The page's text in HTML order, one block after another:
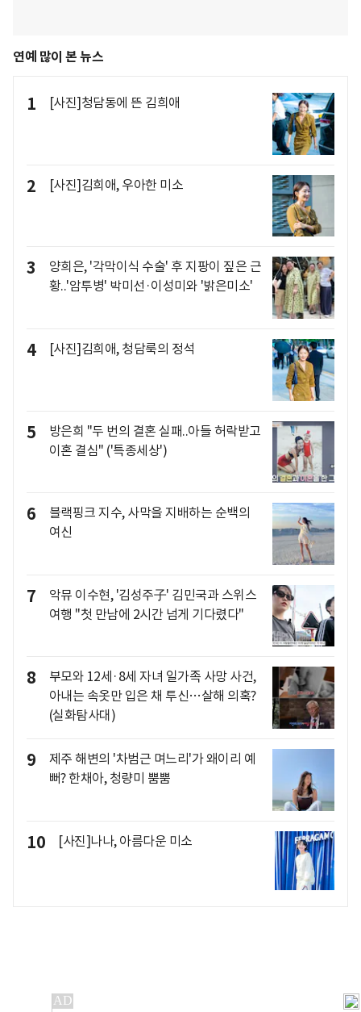
연예 많이 본 뉴스
1 [사진]청담동에 뜬 김희애
2 [사진]김희애, 우아한 미소
3
양희은, '각막이식 수술' 후 지팡이 짚은 근
황..'암투병' 박미선·이성미와 '밝은미소'
4 [사진]김희애, 청담룩의 정석
5
방은희 "두 번의 결혼 실패..아들 허락받고
이혼 결심" ('특종세상')
6
블랙핑크 지수, 사막을 지배하는 순백의
여신
7
악뮤 이수현, '김성주子' 김민국과 스위스
여행 "첫 만남에 2시간 넘게 기다렸다"
8
부모와 12세·8세 자녀 일가족 사망 사건,
아내는 속옷만 입은 채 투신…살해 의혹?
(실화탐사대)
9
제주 해변의 '차범근 며느리'가 왜이리 예
뻐? 한채아, 청량미 뿜뿜
10 [사진]나나, 아름다운 미소